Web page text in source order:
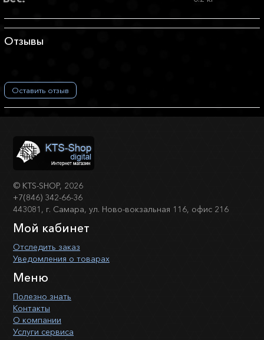
Отзывы
Оставить отзыв
© KTS-SHOP, 2026
+7(846) 342-66-36
443081, г. Самара, ул. Ново-вокзальная 116, офис 216
Мой кабинет
Отследить заказ
Уведомления о товарах
Меню
Полезно знать
Контакты
О компании
Услуги сервиса